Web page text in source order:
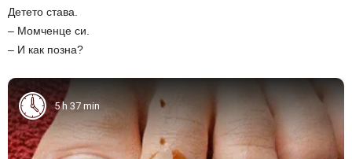
Детето става.
– Момченце си.
– И как позна?
5 h 37 min